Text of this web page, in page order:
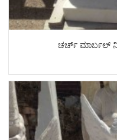
ಚರ್ಚ್ ಮಾರ್ಬಲ್